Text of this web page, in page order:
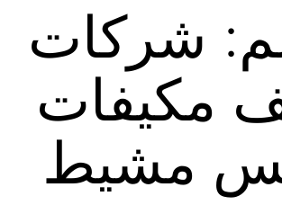
شركات
مكيفات
مشيط